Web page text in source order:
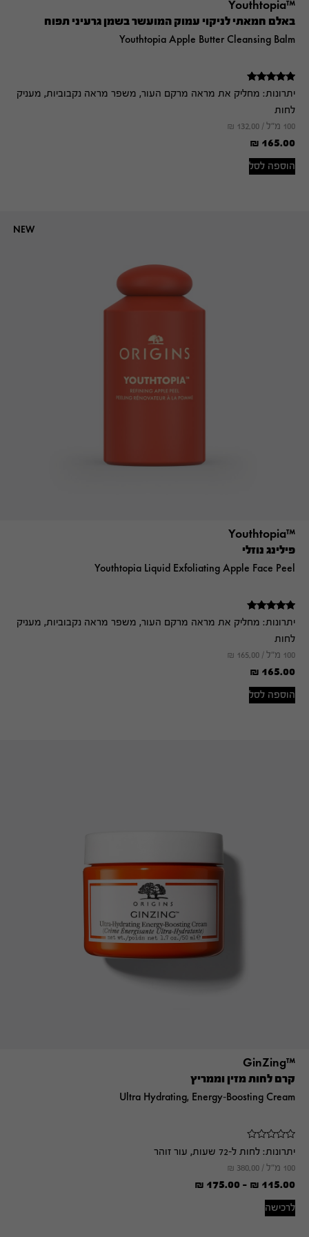
™Youthtopia
באלם חמאתי לניקוי עמוק המועשר בשמן גרעיני תפוח
Youthtopia Apple Butter Cleansing Balm
דורג
5.00
מתוך 5
יתרונות: מחליק את מראה מרקם העור, משפר מראה נקבוביות, מעניק
לחות
100 מ"ל / ₪ 132.00
₪ 165.00
הוספה לסל
NEW
™Youthtopia
פילינג נוזלי
Youthtopia Liquid Exfoliating Apple Face Peel
דורג
5.00
מתוך 5
יתרונות: מחליק את מראה מרקם העור, משפר מראה נקבוביות, מעניק
לחות
100 מ"ל / ₪ 165.00
₪ 165.00
הוספה לסל
™GinZing
קרם לחות מזין וממריץ
Ultra Hydrating, Energy-Boosting Cream
יתרונות: לחות ל-72 שעות, עור זוהר
100 מ"ל / ₪ 380.00
₪ 115.00
-
₪ 175.00
לרכישה